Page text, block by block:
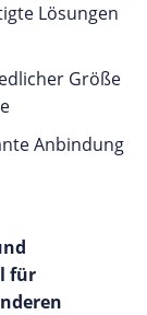
Lösungen
Größe
Anbindung
für